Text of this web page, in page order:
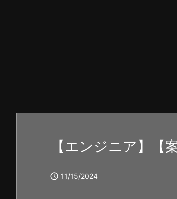
【エンジニア】【
 11/15/2024